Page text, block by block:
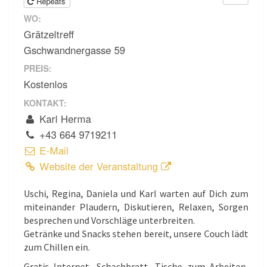
WO:
Grätzeltreff
Gschwandnergasse 59
PREIS:
Kostenlos
KONTAKT:
Karl Herma
+43 664 9719211
E-Mail
Website der Veranstaltung
Uschi, Regina, Daniela und Karl warten auf Dich zum
miteinander Plaudern, Diskutieren, Relaxen, Sorgen
besprechen und Vorschläge unterbreiten.
Getränke und Snacks stehen bereit, unsere Couch lädt
zum Chillen ein.